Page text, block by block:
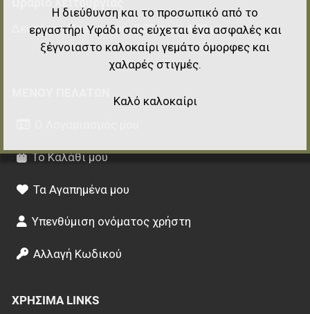
Δευτέρα - Παρασκευή: 8:00 π.μ. - 4:00 μ.μ.
Το Καλάθι μου
Τα Αγαπημένα μου
Υπενθύμιση ονόματος χρήστη
Αλλαγή Κωδικού
ΧΡΉΣΙΜΑ LINKS
Η διεύθυνση και το προσωπικό από το
εργαστήρι Υφάδι σας εύχεται ένα ασφαλές και
ξέγνοιαστο καλοκαίρι γεμάτο όμορφες και
χαλαρές στιγμές.
Καλό καλοκαίρι